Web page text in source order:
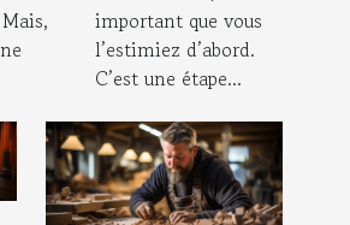
important que vous
l’estimiez d’abord.
C’est une étape...